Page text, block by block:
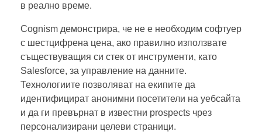
в реално време.
Cognism демонстрира, че не е необходим софтуер
с шестцифрена цена, ако правилно използвате
съществуващия си стек от инструменти, като
Salesforce, за управление на данните.
Технологиите позволяват на екипите да
идентифицират анонимни посетители на уебсайта
и да ги превърнат в известни prospects чрез
персонализирани целеви страници.